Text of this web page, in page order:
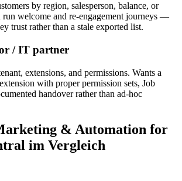
by region, salesperson, balance, or
run welcome and re-engagement journeys —
trust rather than a stale exported list.
/ IT partner
extensions, and permissions. Wants a
with proper permission sets, Job
handover rather than ad-hoc
& Automation for
im Vergleich